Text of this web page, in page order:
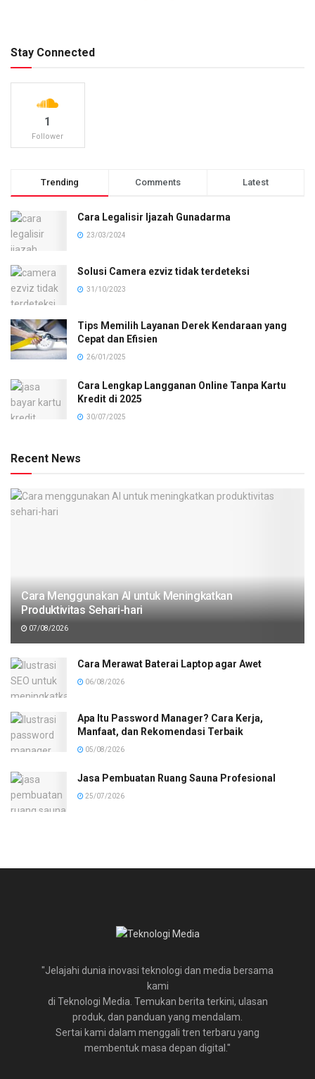
Stay Connected
1
Follower
Trending Comments Latest
Cara Legalisir Ijazah Gunadarma
23/03/2024
Solusi Camera ezviz tidak terdeteksi
31/10/2023
Tips Memilih Layanan Derek Kendaraan yang
Cepat dan Efisien
26/01/2025
Cara Lengkap Langganan Online Tanpa Kartu
Kredit di 2025
30/07/2025
Recent News
Cara Menggunakan AI untuk Meningkatkan
Produktivitas Sehari-hari
07/08/2026
Cara Merawat Baterai Laptop agar Awet
06/08/2026
Apa Itu Password Manager? Cara Kerja,
Manfaat, dan Rekomendasi Terbaik
05/08/2026
Jasa Pembuatan Ruang Sauna Profesional
25/07/2026
"Jelajahi dunia inovasi teknologi dan media bersama
kami
di Teknologi Media. Temukan berita terkini, ulasan
produk, dan panduan yang mendalam.
Sertai kami dalam menggali tren terbaru yang
membentuk masa depan digital."